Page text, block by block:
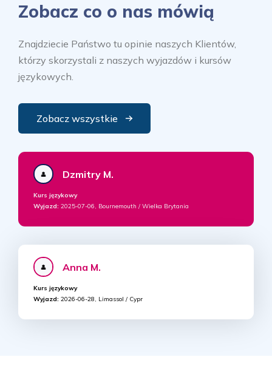
Zobacz co o nas mówią
Znajdziecie Państwo tu opinie naszych Klientów,
którzy skorzystali z naszych wyjazdów i kursów
językowych.
Zobacz wszystkie
Dzmitry M.
Kurs językowy
Wyjazd: 2025-07-06, Bournemouth / Wielka Brytania
Anna M.
Kurs językowy
Wyjazd: 2026-06-28, Limassol / Cypr